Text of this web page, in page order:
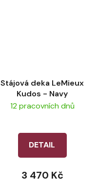
Stájová deka LeMieux
Kudos - Navy
12 pracovních dnů
DETAIL
3 470 Kč